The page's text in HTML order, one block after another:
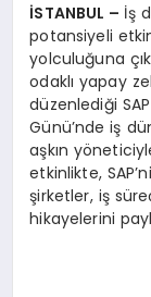
İSTANBUL – İş
potansiyeli
yolculuğuna
odaklı yapay
düzenlediği
Günü’nde iş
aşkın
etkinlikte,
şirketler, iş
hikayelerini